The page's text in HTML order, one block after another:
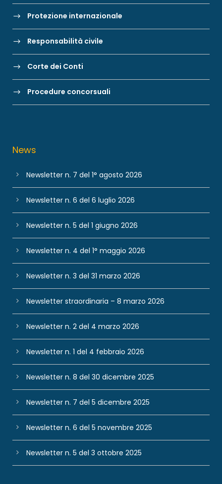
Protezione internazionale
Responsabilità civile
Corte dei Conti
Procedure concorsuali
News
Newsletter n. 7 del 1° agosto 2026
Newsletter n. 6 del 6 luglio 2026
Newsletter n. 5 del 1 giugno 2026
Newsletter n. 4 del 1° maggio 2026
Newsletter n. 3 del 31 marzo 2026
Newsletter straordinaria – 8 marzo 2026
Newsletter n. 2 del 4 marzo 2026
Newsletter n. 1 del 4 febbraio 2026
Newsletter n. 8 del 30 dicembre 2025
Newsletter n. 7 del 5 dicembre 2025
Newsletter n. 6 del 5 novembre 2025
Newsletter n. 5 del 3 ottobre 2025